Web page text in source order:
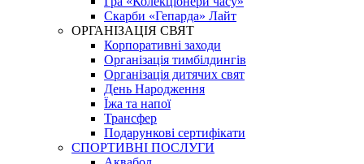
Скарби «Гепарда» Лайт
ОРГАНІЗАЦІЯ СВЯТ
Корпоративні заходи
Організація тимбілдингів
Організація дитячих свят
День Народження
Їжа та напої
Трансфер
Подарункові сертифікати
СПОРТИВНІ ПОСЛУГИ